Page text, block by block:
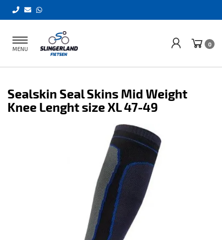
Toggle
navigation
MENU
0
Sealskin Seal Skins Mid Weight
Knee Lenght size XL 47-49